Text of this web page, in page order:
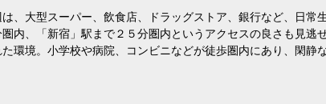
、大型スーパー、飲食店、ドラッグストア、銀行など、日常
内、「新宿」駅まで２５分圏内というアクセスの良さも見逃
環境。小学校や病院、コンビニなどが徒歩圏内にあり、閑静